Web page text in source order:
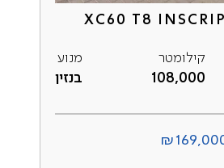
קילומטר
108,000
מנוע
בנזין